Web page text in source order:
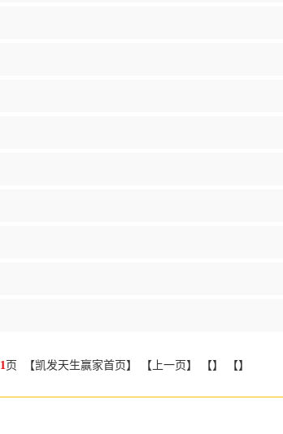
1页 【凯发天生赢家首页】 【上一页】 【】 【】